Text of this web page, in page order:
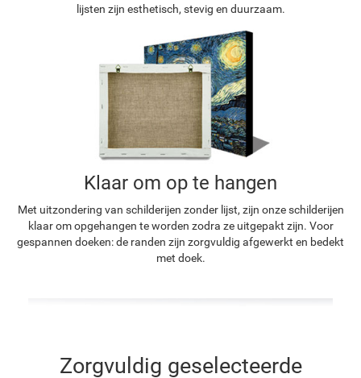
lijsten zijn esthetisch, stevig en duurzaam.
Klaar om op te hangen
Met uitzondering van schilderijen zonder lijst, zijn onze schilderijen
klaar om opgehangen te worden zodra ze uitgepakt zijn. Voor
gespannen doeken: de randen zijn zorgvuldig afgewerkt en bedekt
met doek.
Zorgvuldig geselecteerde